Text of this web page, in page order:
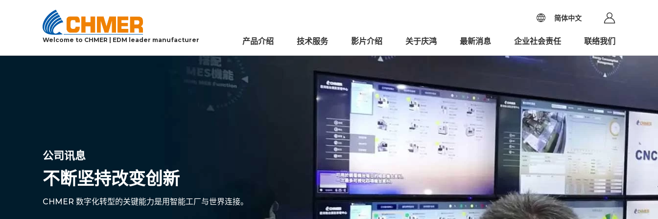
Welcome to CHMER | EDM leader manufacturer
简体中文
产品介绍 技术服务 影片介绍 关于庆鸿 最新消息 企业社会责任 联络我们
公司讯息
不断坚持改变创新
CHMER 数字化转型的关键能力是用智能工厂与世界连接。